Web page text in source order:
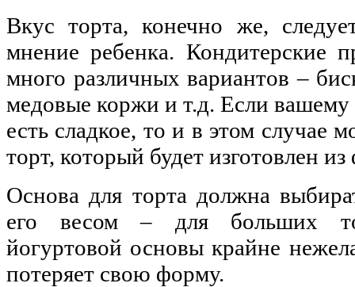
Вкус торта, конечно же,
мнение ребенка. Кондитерские
много различных вариантов –
медовые коржи и т.д. Если вашему
есть сладкое, то и в этом случае
торт, который будет изготовлен
Основа для торта должна
его весом – для больших
йогуртовой основы крайне
потеряет свою форму.